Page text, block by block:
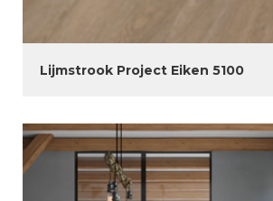
Lijmstrook Project Eiken 5100